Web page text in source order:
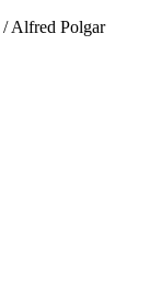
/ Alfred Polgar